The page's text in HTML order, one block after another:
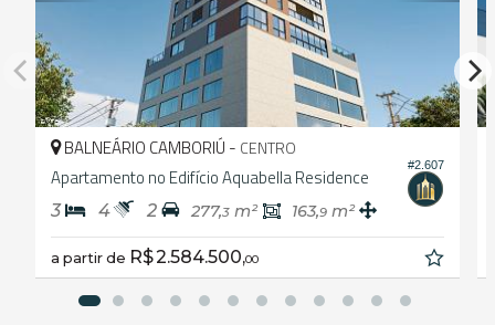
#2.607
BALNEÁRIO CAMBORIÚ - CENTRO
Apartamento no Edifício Aquabella Residence
3 4 2 277,3 m² 163,9 m²
a partir de R$ 2.584.500,00